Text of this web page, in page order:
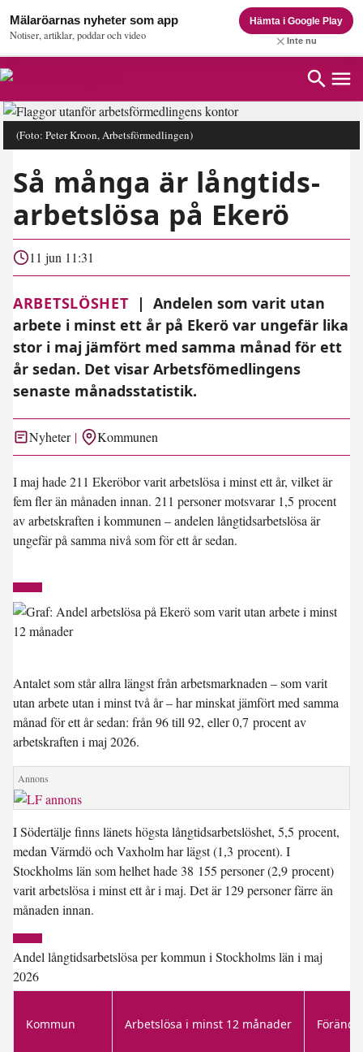
Mälaröarnas nyheter som app
Notiser, artiklar, poddar och video
Hämta i Google Play
Inte nu
(Foto: Peter Kroon, Arbetsförmedlingen)
Så många är långtids­
arbetslösa på Ekerö
11 jun 11:31
ARBETSLÖSHET |
Andelen som varit utan
arbete i minst ett år på Ekerö var ungefär lika
stor i maj jämfört med samma månad för ett
år sedan. Det visar Arbetsfömedlingens
senaste månadsstatistik.
Nyheter Kommunen
I maj hade 211 Ekeröbor varit arbetslösa i minst ett år, vilket är
fem fler än månaden innan. 211 personer motsvarar 1,5 procent
av arbetskraften i kommunen – andelen långtidsarbetslösa är
ungefär på samma nivå som för ett år sedan.
Antalet som står allra längst från arbetsmarknaden – som varit
utan arbete utan i minst två år – har minskat jämfört med samma
månad för ett år sedan: från 96 till 92, eller 0,7 procent av
arbetskraften i maj 2026.
ISödertäljefinns länets högsta långtidsarbetslöshet, 5,5 procent,
medan Värmdöoch Vaxholmhar lägst (1,3 procent). I
Stockholms län som helhet hade 38 155 personer (2,9 procent)
varit arbetslösa i minst ett år i maj. Det är 129 personer färre än
månaden innan.
Andel långtidsarbetslösa per kommun i Stockholms län i maj
2026
Kommun Arbetslösa i minst 12 månader